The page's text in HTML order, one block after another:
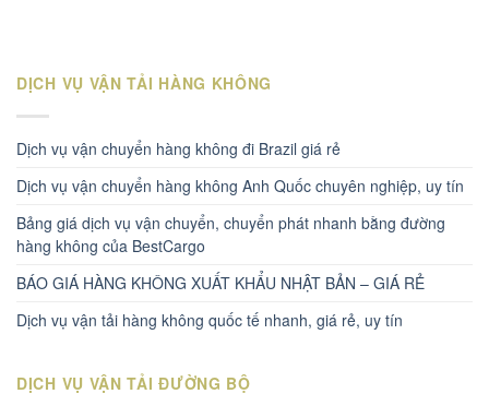
DỊCH VỤ VẬN TẢI HÀNG KHÔNG
Dịch vụ vận chuyển hàng không đi Brazil giá rẻ
Dịch vụ vận chuyển hàng không Anh Quốc chuyên nghiệp, uy tín
Bảng giá dịch vụ vận chuyển, chuyển phát nhanh bằng đường
hàng không của BestCargo
BÁO GIÁ HÀNG KHÔNG XUẤT KHẨU NHẬT BẢN – GIÁ RẺ
Dịch vụ vận tải hàng không quốc tế nhanh, giá rẻ, uy tín
DỊCH VỤ VẬN TẢI ĐƯỜNG BỘ